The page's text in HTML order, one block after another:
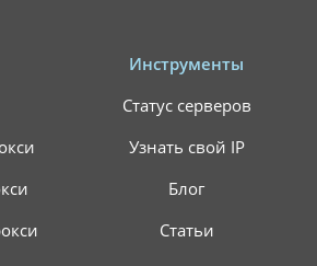
Инструменты
Статус серверов
Узнать свой IP
Блог
Статьи